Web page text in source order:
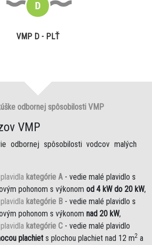
VMP D - PLŤ
odbornej spôsobilosti VMP
VMP
odbornej spôsobilosti vodcov malých
kategórie A - vedie malé plavidlo s
pohonom s výkonom od 4 kW do 20 kW,
kategórie B - vedie malé plavidlo s
pohonom s výkonom nad 20 kW,
kategórie C - vedie malé plavidlo
plachiet s plochou plachiet nad 12 m2 a